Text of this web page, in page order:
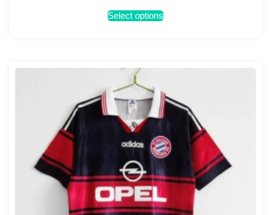
Select options